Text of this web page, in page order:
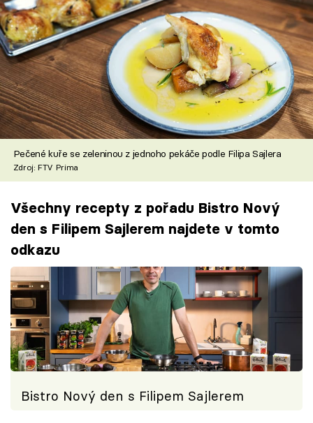
Pečené kuře se zeleninou z jednoho pekáče podle Filipa Sajlera
Zdroj: FTV Prima
Všechny recepty z pořadu Bistro Nový
den s Filipem Sajlerem najdete v tomto
odkazu
Bistro Nový den s Filipem Sajlerem